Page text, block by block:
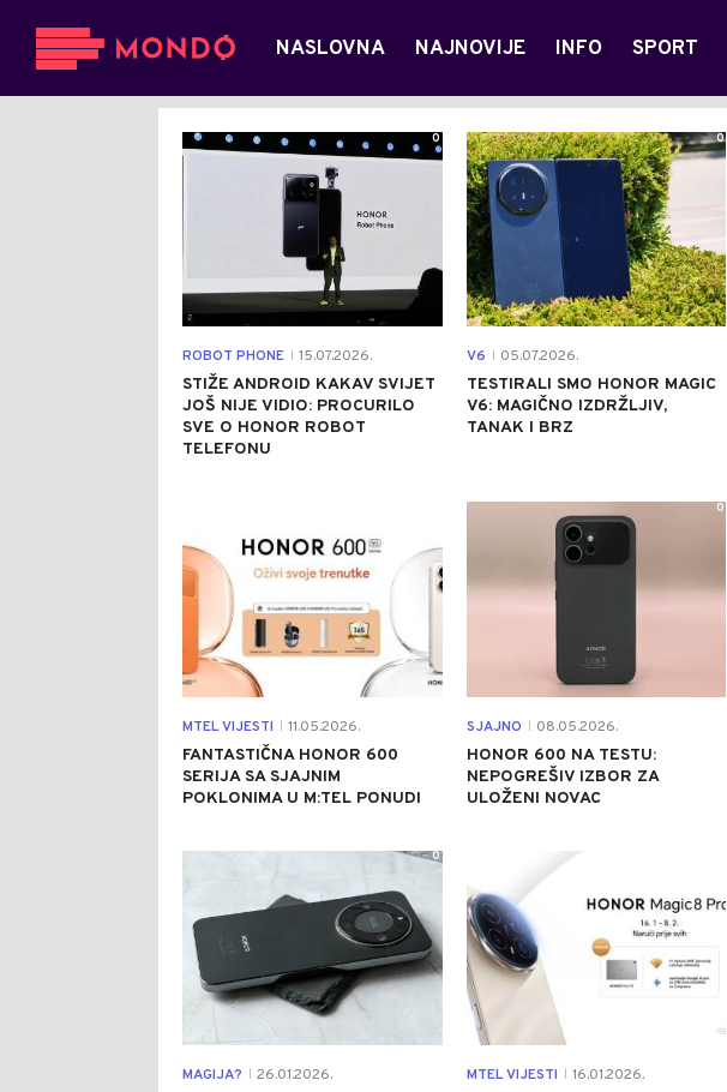
NASLOVNA NAJNOVIJE INFO SPORT
ROBOT PHONE 15.07.2026.
STIŽE ANDROID KAKAV SVIJET
JOŠ NIJE VIDIO: PROCURILO
SVE O HONOR ROBOT
TELEFONU
0
V6 05.07.2026.
TESTIRALI SMO HONOR MAGIC
V6: MAGIČNO IZDRŽLJIV,
TANAK I BRZ
0
MTEL VIJESTI 11.05.2026.
FANTASTIČNA HONOR 600
SERIJA SA SJAJNIM
POKLONIMA U M:TEL PONUDI
SJAJNO 08.05.2026.
HONOR 600 NA TESTU:
NEPOGREŠIV IZBOR ZA
ULOŽENI NOVAC
0
MAGIJA? 26.01.2026.
0
MTEL VIJESTI 16.01.2026.